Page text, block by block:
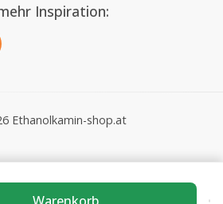
Warenkorb
Inspiration:
Ethanolkamin-shop.at